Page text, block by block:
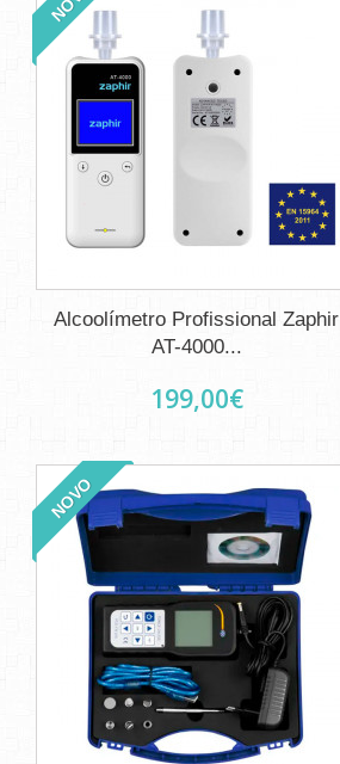
Alcoolímetro Profissional Zaphir
AT-4000...
199,00€
NOVO